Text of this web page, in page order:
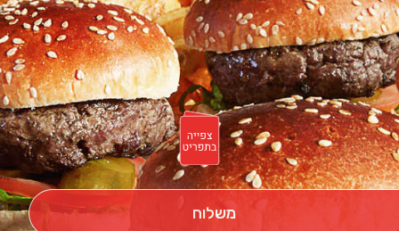
משלוח